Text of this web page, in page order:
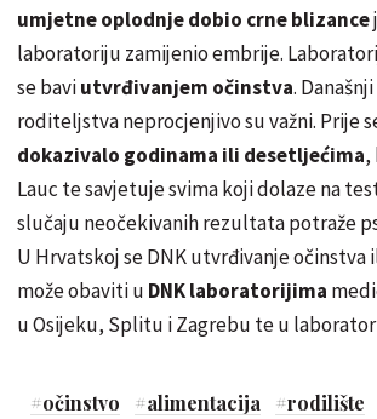
umjetne oplodnje dobio crne blizance
laboratoriju zamijenio embrije.
se baviutvrđivanjem očinstva.
roditeljstva neprocjenjivo su važni. Prije
dokazivalo godinama ili desetljećima,
Lauc te savjetuje svima koji dolaze na
slučaju neočekivanih rezultata potraže
U Hrvatskoj se DNK utvrđivanje očinstva
može obaviti u DNK laboratorijima
u Osijeku, Splitu i Zagrebu te u
#očinstvo #alimentacija #rodilište